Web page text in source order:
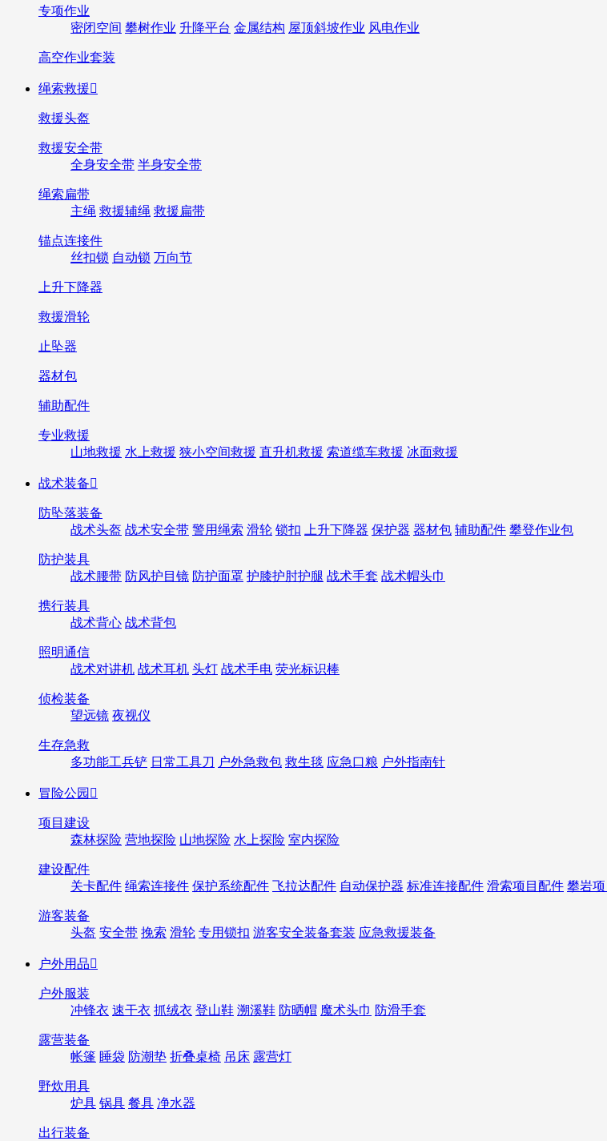
专项作业
密闭空间 攀树作业 升降平台 金属结构 屋顶斜坡作业 风电作业
高空作业套装
绳索救援
救援头盔
救援安全带
全身安全带 半身安全带
绳索扁带
主绳 救援辅绳 救援扁带
锚点连接件
丝扣锁 自动锁 万向节
上升下降器
救援滑轮
止坠器
器材包
辅助配件
专业救援
山地救援 水上救援 狭小空间救援 直升机救援 索道缆车救援 冰面救援
战术装备
防坠落装备
战术头盔 战术安全带 警用绳索 滑轮 锁扣 上升下降器 保护器 器材包 辅助配件 攀登作业包
防护装具
战术腰带 防风护目镜 防护面罩 护膝护肘护腿 战术手套 战术帽头巾
携行装具
战术背心 战术背包
照明通信
战术对讲机 战术耳机 头灯 战术手电 荧光标识棒
侦检装备
望远镜 夜视仪
生存急救
多功能工兵铲 日常工具刀 户外急救包 救生毯 应急口粮 户外指南针
冒险公园 
项目建设
森林探险 营地探险 山地探险 水上探险 室内探险
建设配件
关卡配件 绳索连接件 保护系统配件 飞拉达配件 自动保护器 标准连接配件 滑索项目配件 攀岩
游客装备
头盔 安全带 挽索 滑轮 专用锁扣 游客安全装备套装 应急救援装备
户外用品
户外服装
冲锋衣 速干衣 抓绒衣 登山鞋 溯溪鞋 防晒帽 魔术头巾 防滑手套
露营装备
帐篷 睡袋 防潮垫 折叠桌椅 吊床 露营灯
野炊用具
炉具 锅具 餐具 净水器
出行装备